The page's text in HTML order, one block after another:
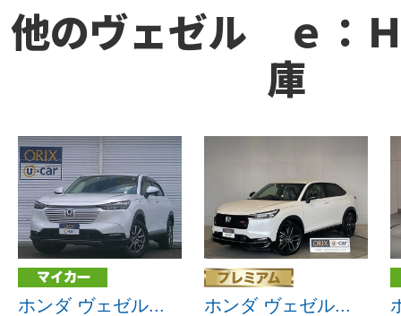
他のヴェゼル ｅ：
庫
ホンダ ヴェゼル...
ホンダ ヴェゼル...